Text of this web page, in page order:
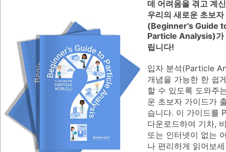
데 어려움을 겪고 계
우리의 새로운 초보
(Beginner's Guide
Particle Analysis)가
립니다!
입자 분석(Particle
개념을 가능한 한 쉽
할 수 있도록 도와주
운 초보자 가이드가
습니다. 이 가이드를
다운로드하여 기차,
또는 인터넷이 없는
나 편리하게 읽어보